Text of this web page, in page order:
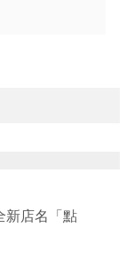
新店名「點